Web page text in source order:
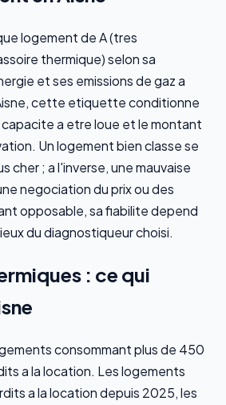
logement de A (tres
thermique) selon sa
et ses emissions de gaz a
cette etiquette conditionne
capacite a etre loue et le montant
Un logement bien classe se
cher ; a l'inverse, une mauvaise
negociation du prix ou des
opposable, sa fiabilite depend
du diagnostiqueur choisi.
: ce qui
consommant plus de 450
a la location. Les logements
a la location depuis 2025, les